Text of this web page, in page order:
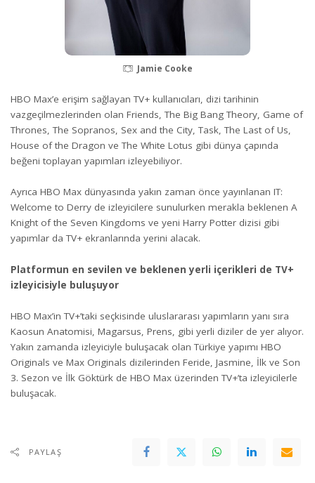
Jamie Cooke
HBO Max’e erişim sağlayan TV+ kullanıcıları, dizi tarihinin
vazgeçilmezlerinden olan Friends, The Big Bang Theory, Game of
Thrones, The Sopranos, Sex and the City, Task, The Last of Us,
House of the Dragon ve The White Lotus gibi dünya çapında
beğeni toplayan yapımları izleyebiliyor.
Ayrıca HBO Max dünyasında yakın zaman önce yayınlanan IT:
Welcome to Derry de izleyicilere sunulurken merakla beklenen A
Knight of the Seven Kingdoms ve yeni Harry Potter dizisi gibi
yapımlar da TV+ ekranlarında yerini alacak.
Platformun en sevilen ve beklenen yerli içerikleri de TV+
izleyicisiyle buluşuyor
HBO Max’in TV+’taki seçkisinde uluslararası yapımların yanı sıra
Kaosun Anatomisi, Magarsus, Prens, gibi yerli diziler de yer alıyor.
Yakın zamanda izleyiciyle buluşacak olan Türkiye yapımı HBO
Originals ve Max Originals dizilerinden Feride, Jasmine, İlk ve Son
3. Sezon ve İlk Göktürk de HBO Max üzerinden TV+’ta izleyicilerle
buluşacak.
PAYLAŞ